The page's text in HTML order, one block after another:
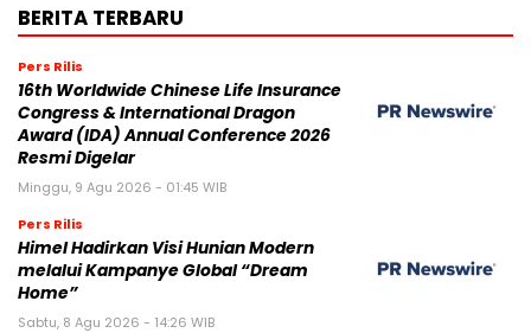
BERITA TERBARU
Pers Rilis
16th Worldwide Chinese Life Insurance
Congress & International Dragon
Award (IDA) Annual Conference 2026
Resmi Digelar
Minggu, 9 Agu 2026 - 01:45 WIB
Pers Rilis
Himel Hadirkan Visi Hunian Modern
melalui Kampanye Global “Dream
Home”
Sabtu, 8 Agu 2026 - 14:26 WIB